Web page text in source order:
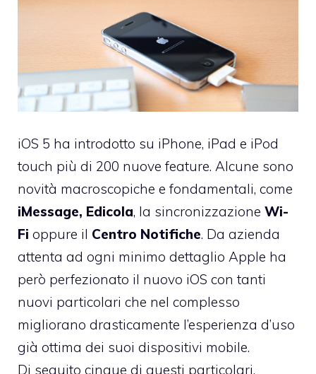
iOS 5 ha introdotto su iPhone, iPad e iPod
touch più di 200 nuove feature. Alcune sono
novità macroscopiche e fondamentali, come
iMessage, Edicola, la sincronizzazione Wi-
Fi oppure il Centro Notifiche. Da azienda
attenta ad ogni minimo dettaglio Apple ha
però perfezionato il nuovo iOS con tanti
nuovi particolari che nel complesso
migliorano drasticamente l’esperienza d’uso
già ottima dei suoi dispositivi mobile.
Di seguito cinque di questi particolari,